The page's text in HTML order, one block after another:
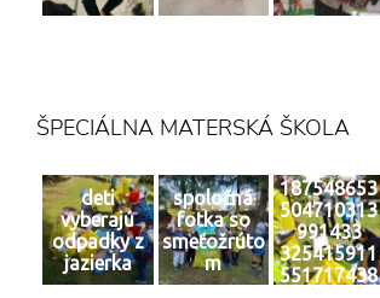
ŠPECIÁLNA MATERSKÁ ŠKOLA
deti
vyberajú
odpadky z
jazierka
spoločná
fotka so
smeťožrúto
m
187548653
504710313
991433
325415911
551717438